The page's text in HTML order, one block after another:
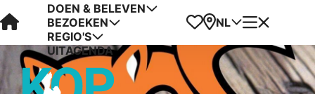
Visit Kop van Holland
DOEN & BELEVEN
BEZOEKEN
REGIO'S
UITAGENDA
Favorieten
Kaart
NL Menu